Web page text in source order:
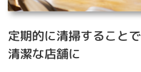
定期的に清掃することで
清潔な店舗に